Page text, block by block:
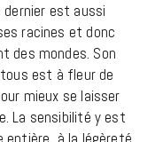
dernier est aussi
racines et donc
des mondes. Son
est à fleur de
mieux se laisser
La sensibilité y est